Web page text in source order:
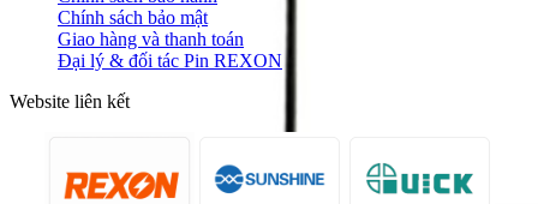
Chính sách bảo mật
Giao hàng và thanh toán
Đại lý & đối tác Pin REXON
Website liên kết